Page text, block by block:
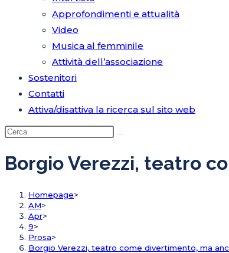
Approfondimenti e attualità
Video
Musica al femminile
Attività dell’associazione
Sostenitori
Contatti
Attiva/disattiva la ricerca sul sito web
Borgio Verezzi, teatro
Homepage>
AM>
Apr>
9>
Prosa>
Borgio Verezzi, teatro come divertimento, ma